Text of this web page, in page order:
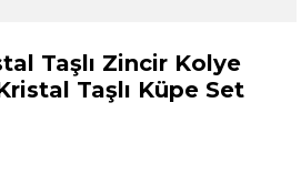
Taşlı Zincir Kolye
Taşlı Küpe Set